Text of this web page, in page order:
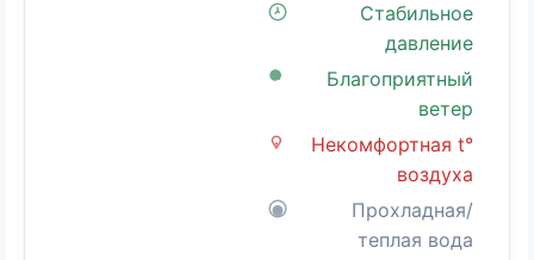
Стабильное
давление
Благоприятный
ветер
Некомфортная t°
воздуха
Прохладная/
теплая вода